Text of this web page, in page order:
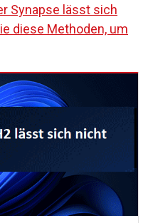
Synapse lässt sich
diese Methoden, um